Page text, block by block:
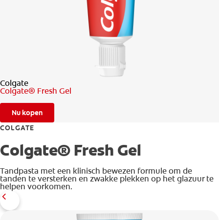
CONTROLE MONDGEZONDHEID
Colgate
Colgate® Fresh Gel
Nu kopen
COLGATE
Colgate® Fresh Gel
Tandpasta met een klinisch bewezen formule om de
tanden te versterken en zwakke plekken op het glazuur te
helpen voorkomen.